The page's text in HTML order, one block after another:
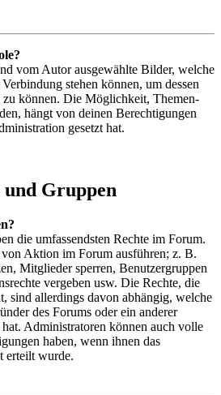
vom Autor ausgewählte Bilder, welche
stehen können, um dessen
zu können. Die Möglichkeit, Themen-
hängt von deinen Berechtigungen
gesetzt hat.
Gruppen
die umfassendsten Rechte im Forum.
Aktion im Forum ausführen; z. B.
Mitglieder sperren, Benutzergruppen
vergeben usw. Die Rechte, die
sind allerdings davon abhängig, welche
des Forums oder ein anderer
Administratoren können auch volle
haben, wenn ihnen das
erteilt wurde.